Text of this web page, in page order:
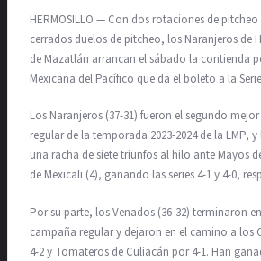
HERMOSILLO — Con dos rotaciones de
cerrados duelos de pitcheo, los Naranjeros de
de Mazatlán arrancan el sábado la contienda
Mexicana del Pacífico que da el boleto a la Serie
Los Naranjeros (37-31) fueron el segundo
regular de la temporada 2023-2024 de la LMP, y
una racha de siete triunfos al hilo ante Mayos
de Mexicali (4), ganando las series 4-1 y 4-0,
Por su parte, los Venados (36-32) terminaron
campaña regular y dejaron en el camino a los
4-2 y Tomateros de Culiacán por 4-1. Han